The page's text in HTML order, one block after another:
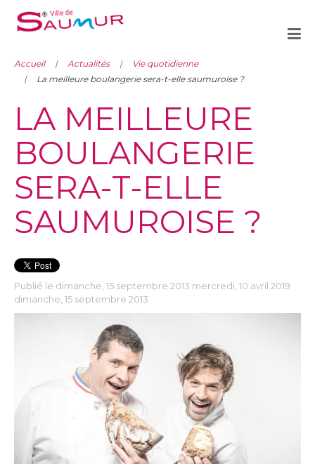
Accueil Actualités
Vie quotidienne
La meilleure boulangerie sera-t-elle saumuroise ?
LA MEILLEURE
BOULANGERIE
SERA-T-ELLE
SAUMUROISE ?
Publié le dimanche, 15 septembre 2013 mercredi, 10 avril 2019
dimanche, 15 septembre 2013